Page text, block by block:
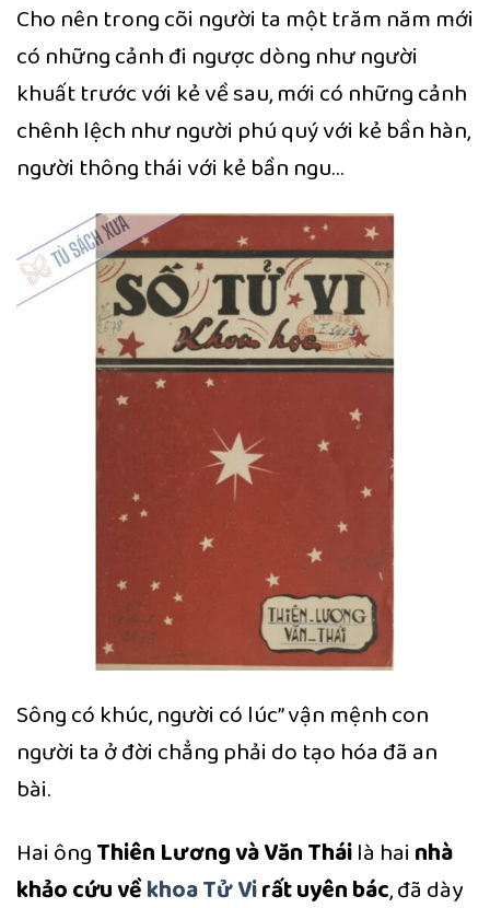
Cho nên trong cõi người ta một trăm năm mới
có những cảnh đi ngược dòng như người
khuất trước với kẻ về sau, mới có những cảnh
chênh lệch như người phú quý với kẻ bần hàn,
người thông thái với kẻ bần ngu…
Sông có khúc, người có lúc” vận mệnh con
người ta ở đời chẳng phải do tạo hóa đã an
bài.
Hai ôngThiên Lương và Văn Tháilà hai nhà
khảo cứu vềkhoa Tử Virất uyên bác, đã dày